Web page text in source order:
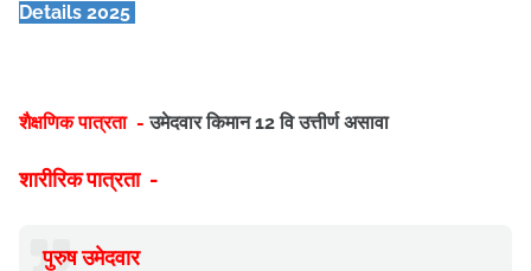
Details 2025
शैक्षणिक पात्रता - उमेदवार किमान 12 वि उत्तीर्ण असावा
शारीरिक पात्रता -
पुरुष उमेदवार